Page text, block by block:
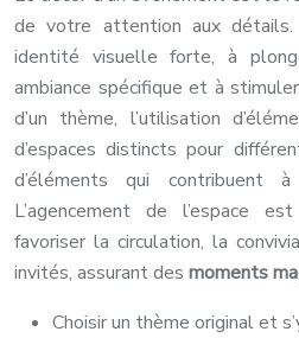
de votre attention aux
identité visuelle forte, à
ambiance spécifique et à
d’un thème, l’utilisation
d’espaces distincts pour
d’éléments qui contribuent
L’agencement de l’espace
favoriser la circulation, la
invités, assurant des moments
Choisir un thème original et